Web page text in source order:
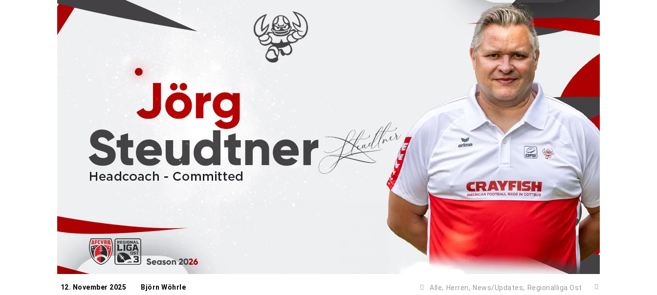
12. November 2025 Björn Wöhrle Alle, Herren, News/Updates, Regionalliga Ost